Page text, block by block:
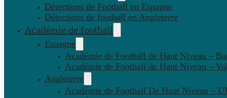
Détections de Football en Espagne
Détections de football en Angleterre
Académie de football
Espagne
Académie de Football de Haut Niveau –
Académie de Football de Haut Niveau –
Angleterre
Académie de Football De Haut Niveau –